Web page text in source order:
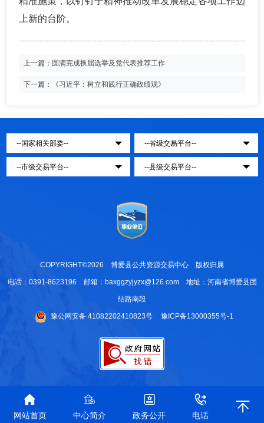
上新的台阶。
上一篇： 圆满完成换届选举及党代表推荐工作
下一篇： 《习近平：树立和践行正确政绩观》
COPYRIGHT©2026 博爱县公共资源交易中心 版权归属
电话：0391-8623196 邮箱：baxggzyjyzx@126.com 地址：河南省博爱县团
结路南段
豫公网安备 41082202410823号 豫ICP备13000355号-1
网站首页 中心简介 政务公开 电话